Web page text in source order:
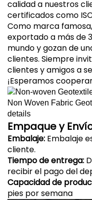
calidad a nuestros
certificados como
Como marca
exportado a más de
mundo y gozan de
clientes. Siempre
clientes y amigos a
¡Esperamos
Empaque y
Embalaje: Embalaje
cliente.
Tiempo de entrega:
recibir el pago del
Capacidad de
pies por semana